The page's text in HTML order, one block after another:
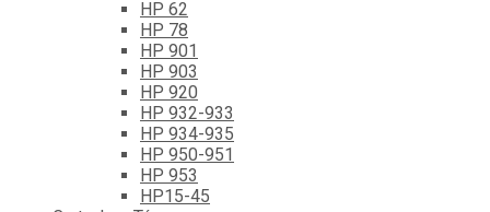
HP 62
HP 78
HP 901
HP 903
HP 920
HP 932-933
HP 934-935
HP 950-951
HP 953
HP15-45